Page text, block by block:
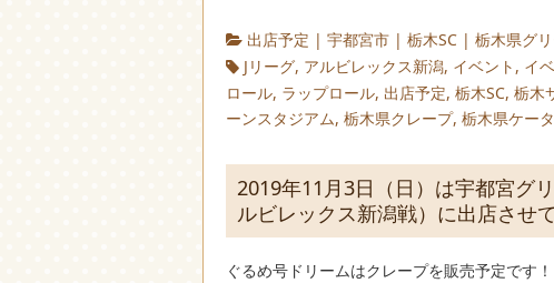
出店予定 |宇都宮市 |栃木SC |栃木県グ
Jリーグ, アルビレックス新潟, イベント , イ
ロール, ラップロール, 出店予定, 栃木SC, 栃木
ーンスタジアム, 栃木県クレープ, 栃木県ケー
2019年11月3日（日）は宇都宮グ
ルビレックス新潟戦）に出店させ
ぐるめ号ドリームはクレープを販売予定です！